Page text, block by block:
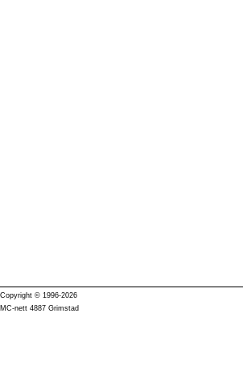
Copyright © 1996-2026
MC-nett 4887 Grimstad